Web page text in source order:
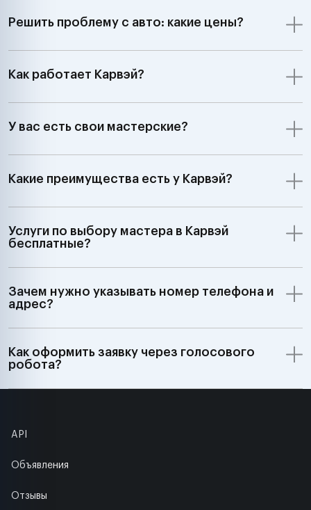
Решить проблему с авто: какие цены?
Как работает Карвэй?
У вас есть свои мастерские?
Какие преимущества есть у Карвэй?
Услуги по выбору мастера в Карвэй
бесплатные?
Зачем нужно указывать номер телефона и
адрес?
Как оформить заявку через голосового
робота?
API
Объявления
Отзывы